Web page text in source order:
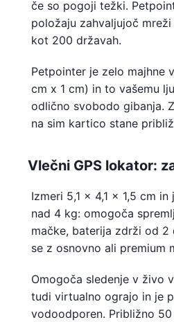
če so pogoji težki.
položaju zahvaljujoč
kot 200 državah.
Petpointer je zelo majhne
cm x 1 cm) in to vašemu
odlično svobodo gibanja.
na sim kartico stane
Vlečni GPS lokator:
Izmeri 5,1 x 4,1 x 1,5 cm
nad 4 kg: omogoča
mačke, baterija zdrži od 2
se z osnovno ali premium
Omogoča sledenje v živo
tudi virtualno ograjo in je
vodoodporen. Približno